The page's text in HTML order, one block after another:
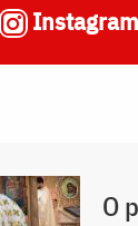
Instagram
O